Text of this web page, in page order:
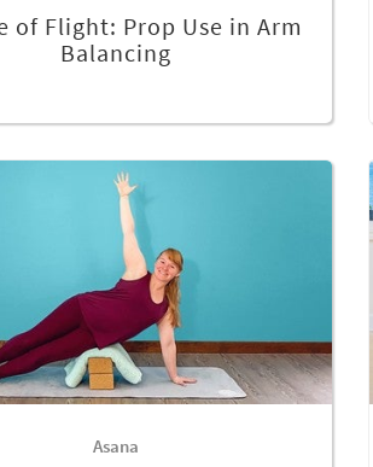
of Flight: Prop Use in Arm
Balancing
Asana